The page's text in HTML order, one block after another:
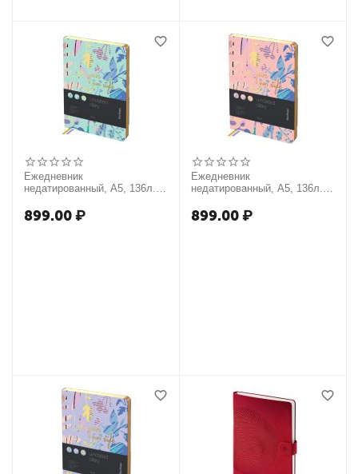
Ежедневник
недатированный, А5, 136л.,
золотой срез, зеленый, с
рисунком
899.00₽
Ежедневник
недатированный, А5, 136л.,
золотой срез, розовый, с
рисунком
899.00₽